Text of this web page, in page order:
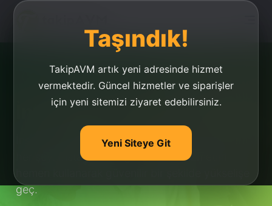
Taşındık!
TakipAVM artık yeni adresinde hizmet
vermektedir. Güncel hizmetler ve siparişler
için yeni sitemizi ziyaret edebilirsiniz.
Yeni Siteye Git
İnstagram Beğeni Paketi
İnstagram beğeni paketi, hakkında aradığınız
her şey. İnstagram beğeni paketi hizmetini
geç.